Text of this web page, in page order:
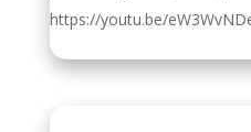
https://youtu.be/